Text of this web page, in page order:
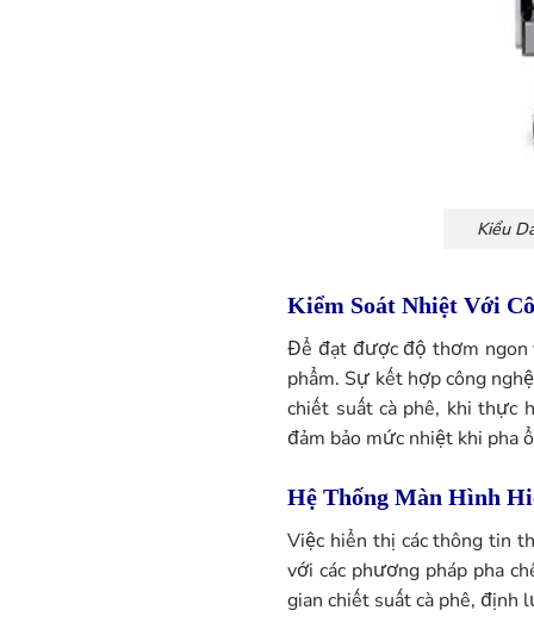
Kiểu
Kiểm Soát Nhiệt Với
Để đạt được độ thơm ngon
phẩm. Sự kết hợp công
chiết suất cà phê, khi thực
đảm bảo mức nhiệt khi pha
Hệ Thống Màn Hình
Việc hiển thị các thông tin
với các phương pháp pha
gian chiết suất cà phê, định